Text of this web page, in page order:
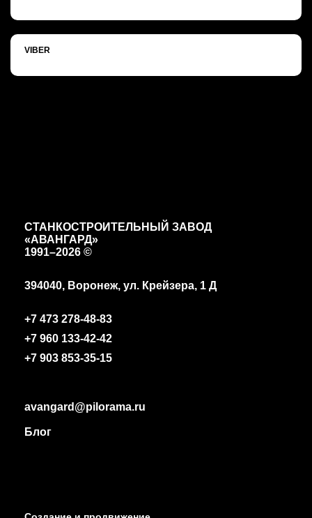
VIBER
СТАНКОСТРОИТЕЛЬНЫЙ ЗАВОД
«АВАНГАРД»
1991–2026 ©
394040, Воронеж, ул. Крейзера, 1 Д
+7 473 278-48-83
+7 960 133-42-42
+7 903 853-35-15
avangard@pilorama.ru
Блог